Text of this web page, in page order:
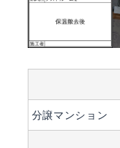
分譲マンション